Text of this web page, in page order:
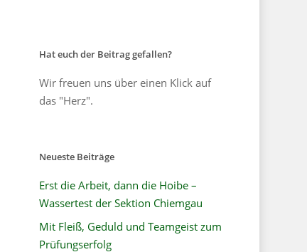
Hat euch der Beitrag gefallen?
Wir freuen uns über einen Klick auf
das "Herz".
Neueste Beiträge
Erst die Arbeit, dann die Hoibe –
Wassertest der Sektion Chiemgau
Mit Fleiß, Geduld und Teamgeist zum
Prüfungserfolg